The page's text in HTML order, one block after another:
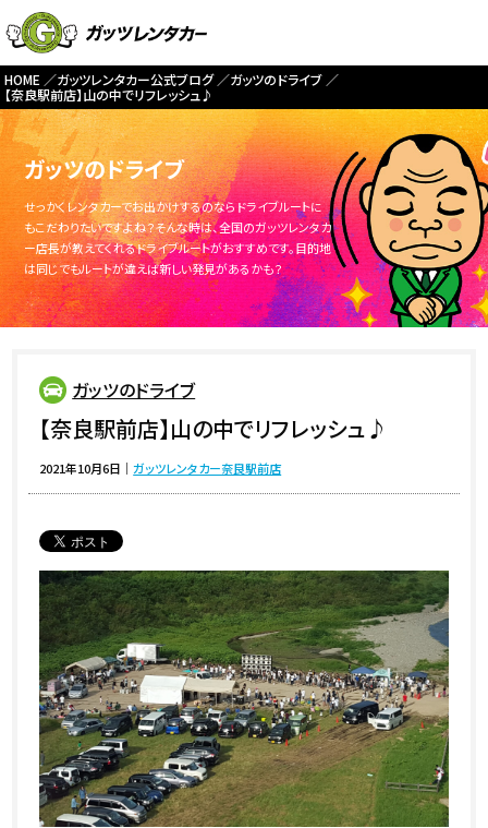
HOME ガッツレンタカー公式ブログ
ガッツのドライブ
【奈良駅前店】山の中でリフレッシュ♪
ガッツのドライブ
せっかくレンタカーでお出かけするのならドライブルートに
もこだわりたいですよね？そんな時は、全国のガッツレンタカ
ー店長が教えてくれるドライブルートがおすすめです。目的地
は同じでもルートが違えば新しい発見があるかも？
ガッツのドライブ
【奈良駅前店】山の中でリフレッシュ♪
2021年10月6日 ｜ガッツレンタカー奈良駅前店